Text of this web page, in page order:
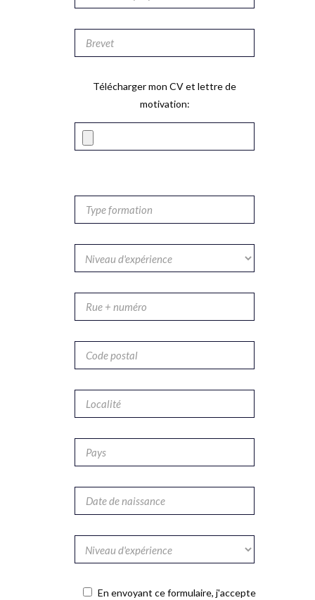
Télécharger mon CV et lettre de
motivation:
En envoyant ce formulaire, j'accepte